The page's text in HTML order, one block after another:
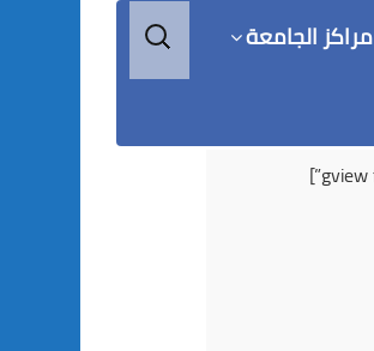
مراكز الجامعة
البحث
عن: